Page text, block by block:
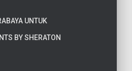
UNTUK
BY SHERATON